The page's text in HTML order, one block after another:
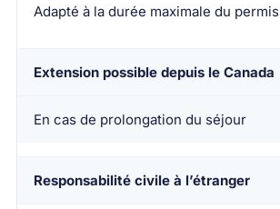
Adapté à la durée maximale du permis
Extension possible depuis le Canada
En cas de prolongation du séjour
Responsabilité civile à l’étranger